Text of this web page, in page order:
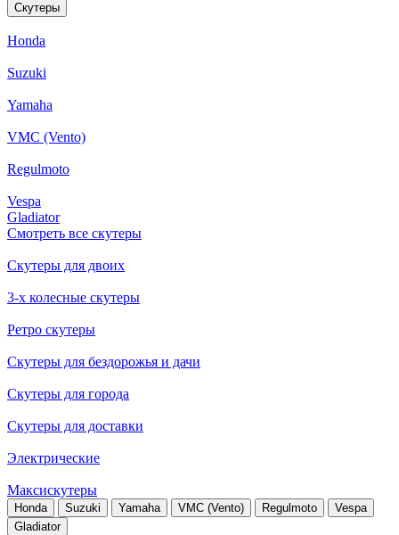
Скутеры
Honda
Suzuki
Yamaha
VMC (Vento)
Regulmoto
Vespa
Gladiator
Смотреть все скутеры
Скутеры для двоих
3-х колесные скутеры
Ретро скутеры
Скутеры для бездорожья и дачи
Скутеры для города
Скутеры для доставки
Электрические
Максискутеры
Honda Suzuki Yamaha VMC (Vento) Regulmoto
Vespa
Gladiator